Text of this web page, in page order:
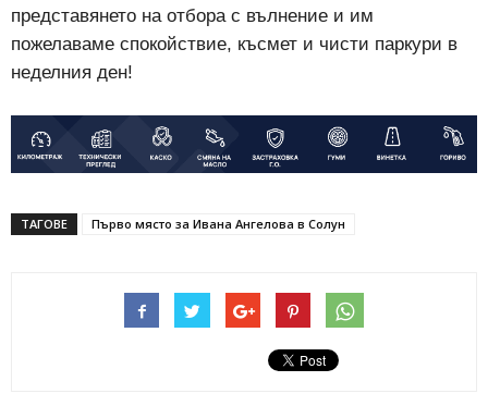
представянето на отбора с вълнение и им
пожелаваме спокойствие, късмет и чисти паркури в
неделния ден!
ТАГОВЕ Първо място за Ивана Ангелова в Солун